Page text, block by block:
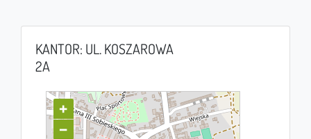
KANTOR: UL. KOSZAROWA
2A
+
−